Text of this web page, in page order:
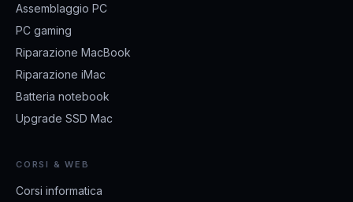
Assemblaggio PC
PC gaming
Riparazione MacBook
Riparazione iMac
Batteria notebook
Upgrade SSD Mac
CORSI & WEB
Corsi informatica